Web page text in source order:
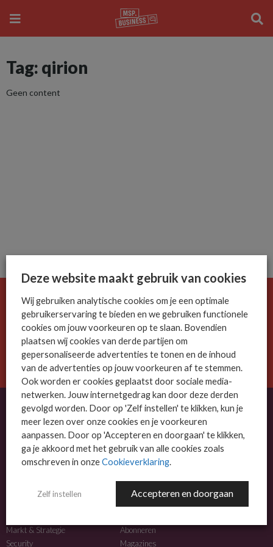
Tag: qirion
Geen content
De ICT-wereld is snel. Mis niets.
Meld je nu aan voor de MSP Business nieuwsbrief.
AANMELDEN
OVER MSP BUSINESS
MSP Business is het kennisplatform voor IT-dienstverleners met MKB-focus.
NIEUWS
Markt & Strategie
Security
MEER INFO
Abonneren
Magazines
Deze website maakt gebruik van cookies
Wij gebruiken analytische cookies om je een optimale
gebruikerservaring te bieden en we gebruiken functionele
cookies om jouw voorkeuren op te slaan. Bovendien
plaatsen wij cookies van derde partijen om
gepersonaliseerde advertenties te tonen en de inhoud
van de advertenties op jouw voorkeuren af te stemmen.
Ook worden er cookies geplaatst door sociale media-
netwerken. Jouw internetgedrag kan door deze derden
gevolgd worden. Door op 'Zelf instellen' te klikken, kun je
meer lezen over onze cookies en je voorkeuren
aanpassen. Door op 'Accepteren en doorgaan' te klikken,
ga je akkoord met het gebruik van alle cookies zoals
omschreven in onzeCookieverklaring.
Zelf instellen Accepteren en doorgaan